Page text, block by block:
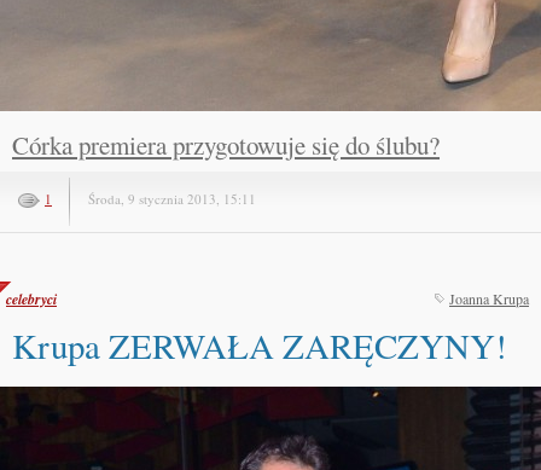
Córka premiera przygotowuje się do ślubu?
1 Środa, 9 stycznia 2013, 15:11
celebryci Joanna Krupa
Krupa ZERWAŁA ZARĘCZYNY!